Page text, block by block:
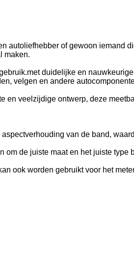
autoliefhebber of gewoon iemand
maken.
duidelijke en
velgen en andere
en veelzijdige ontwerp, deze
van de band,
de juiste maat en het juiste type
ook worden gebruikt voor het